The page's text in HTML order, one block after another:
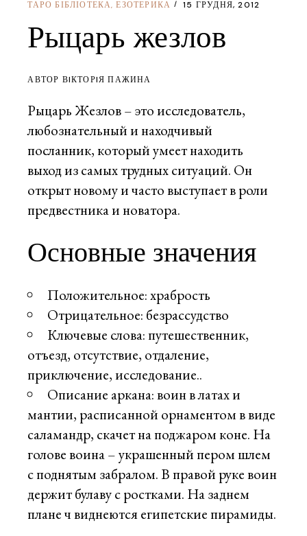
ТАРО БІБЛІОТЕКА ,ЕЗОТЕРИКА 15 ГРУДНЯ, 2012
Рыцарь жезлов
АВТОР ВIКТОРIЯ ПАЖИНА
Рыцарь Жезлов – это исследователь,
любознательный и находчивый
посланник, который умеет находить
выход из самых трудных ситуаций. Он
открыт новому и часто выступает в роли
предвестника и новатора.
Основные значения
Положительное: храбрость
Отрицательное: безрассудство
Ключевые слова: путешественник,
отъезд, отсутствие, отдаление,
приключение, исследование..
Описание аркана: воин в латах и
мантии, расписанной орнаментом в виде
саламандр, скачет на поджаром коне. На
голове воина – украшенный пером шлем
с поднятым забралом. В правой руке воин
держит булаву с ростками. На заднем
плане ч виднеются египетские пирамиды.